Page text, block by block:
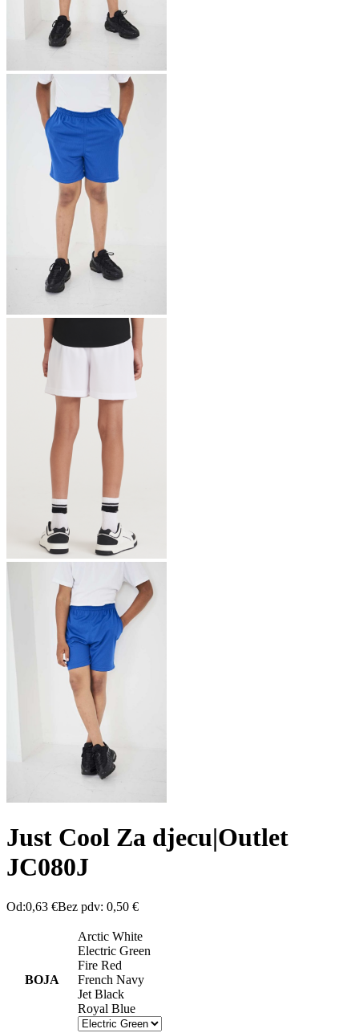
Just Cool Za djecu|Outlet
JC080J
Od:0,63 €Bez pdv: 0,50 €
BOJA
Arctic White
Electric Green
Fire Red
French Navy
Jet Black
Royal Blue